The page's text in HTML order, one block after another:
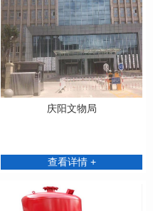
庆阳文物局
查看详情 +